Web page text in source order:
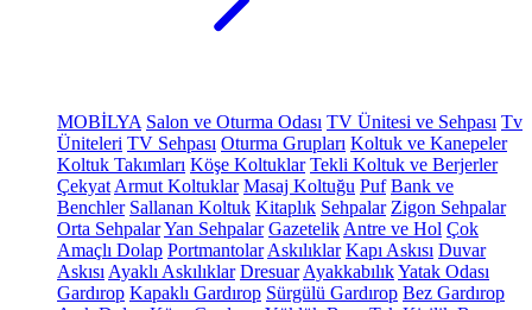
MOBİLYA Salon ve Oturma Odası TV Ünitesi ve Sehpası Tv
Üniteleri TV Sehpası Oturma Grupları Koltuk ve Kanepeler
Koltuk Takımları Köşe Koltuklar Tekli Koltuk ve Berjerler
Çekyat Armut Koltuklar Masaj Koltuğu Puf Bank ve
Benchler Sallanan Koltuk Kitaplık Sehpalar Zigon Sehpalar
Orta SehpalarYan Sehpalar Gazetelik Antre ve Hol Çok
Amaçlı Dolap Portmantolar Askılıklar Kapı Askısı Duvar
Askısı Ayaklı Askılıklar Dresuar AyakkabılıkYatak Odası
Gardırop Kapaklı Gardırop Sürgülü Gardırop Bez Gardırop